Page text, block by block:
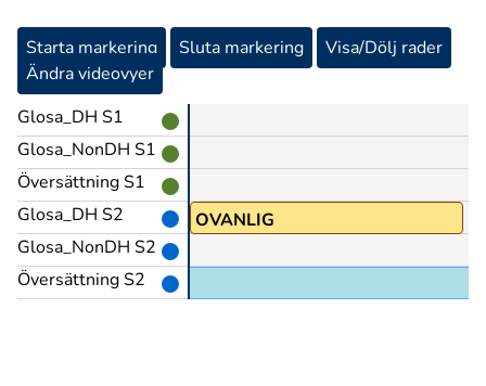
Starta markering Sluta markering
Visa/Dölj rader
Ändra videovyer
Glosa_DH S1
Glosa_NonDH S1
Översättning S1
Glosa_DH S2
Glosa_NonDH S2
Översättning S2
OVANLIG